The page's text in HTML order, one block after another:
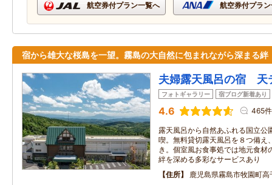
航空券付プラン一覧へ 航空券付プラ
宿から雄大な桜島を一望。霧島の大自然に包まれながら深まる絆
夫婦露天風呂の宿 天
フォトギャラリー 宿ブログ新着あり
4.6 465件
露天風呂から自然あふれる国立公
喫。無料貸切露天風呂を８つ備え
き。個室風お食事処では地元食材
絆を深める多彩なサービスあり
住所
鹿児島県霧島市牧園町